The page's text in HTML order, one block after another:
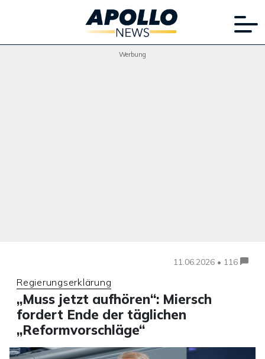
Werbung
11.06.2026 • 116
Regierungserklärung
„Muss jetzt aufhören“: Miersch
fordert Ende der täglichen
„Reformvorschläge“